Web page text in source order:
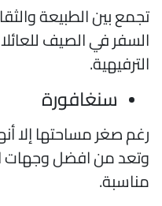
بين الطبيعة
في الصيف
سنغافورة
صغر مساحتها إلا
من افضل وجهات